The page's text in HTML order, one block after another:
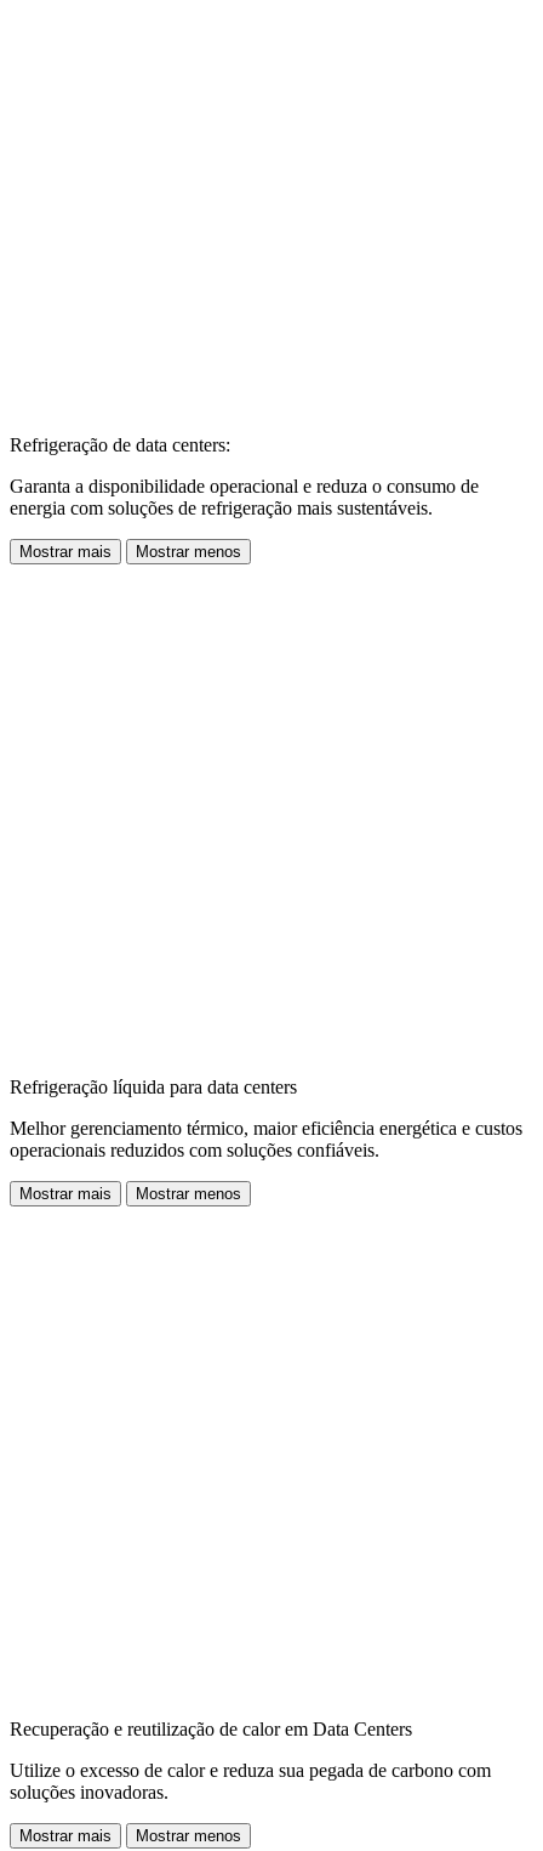
Refrigeração de data centers:
Garanta a disponibilidade operacional e reduza o consumo de
energia com soluções de refrigeração mais sustentáveis.
Mostrar mais Mostrar menos
Refrigeração líquida para data centers
Melhor gerenciamento térmico, maior eficiência energética e custos
operacionais reduzidos com soluções confiáveis.
Mostrar mais Mostrar menos
Recuperação e reutilização de calor em Data Centers
Utilize o excesso de calor e reduza sua pegada de carbono com
soluções inovadoras.
Mostrar mais Mostrar menos